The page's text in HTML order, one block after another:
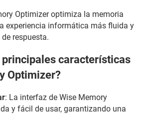
Optimizer optimiza la memoria
experiencia informática más fluida y
respuesta.
principales características
Optimizer?
: La interfaz de Wise Memory
y fácil de usar, garantizando una